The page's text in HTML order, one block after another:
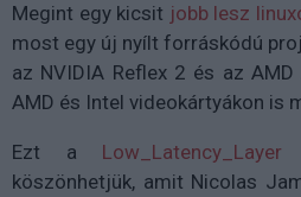
Megint egy kicsit jobb lesz
most egy új nyílt forráskódú
az NVIDIA Reflex 2 és az
AMD és Intel videokártyákon is
Ezt a
köszönhetjük, amit Nicolas